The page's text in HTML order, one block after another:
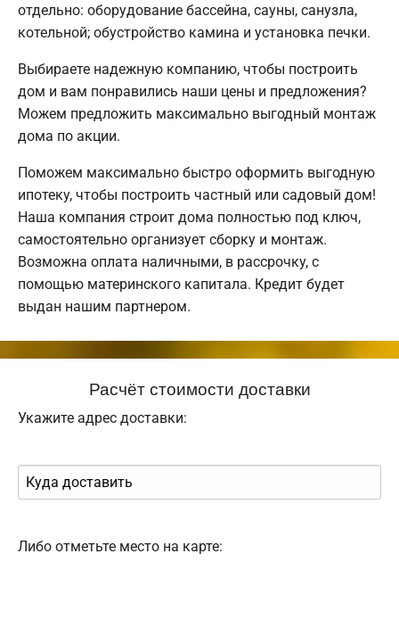
отдельно: оборудование бассейна, сауны, санузла,
котельной; обустройство камина и установка печки.
Выбираете надежную компанию, чтобы построить
дом и вам понравились наши цены и предложения?
Можем предложить максимально выгодный монтаж
дома по акции.
Поможем максимально быстро оформить выгодную
ипотеку, чтобы построить частный или садовый дом!
Наша компания строит дома полностью под ключ,
самостоятельно организует сборку и монтаж.
Возможна оплата наличными, в рассрочку, с
помощью материнского капитала. Кредит будет
выдан нашим партнером.
Расчёт стоимости доставки
Укажите адрес доставки:
Либо отметьте место на карте: